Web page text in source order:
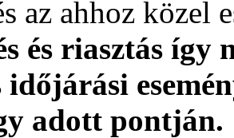
az ahhoz közel
és riasztás
időjárási
adott pontján.